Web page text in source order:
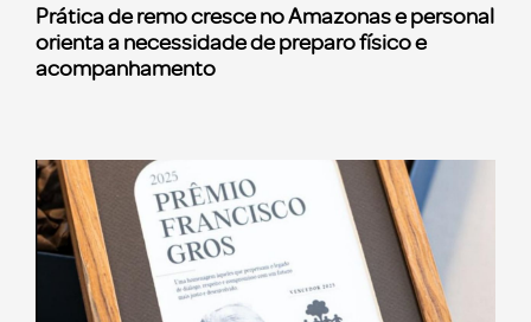
Prática de remo cresce no Amazonas e personal
orienta a necessidade de preparo físico e
acompanhamento